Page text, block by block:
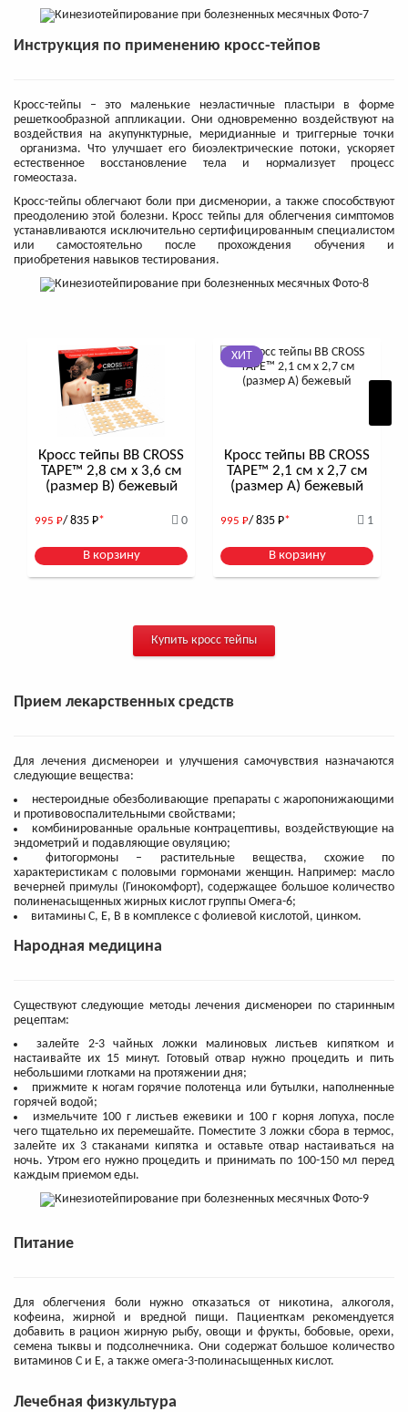
Инструкция по применению кросс-тейпов
Кросс-тейпы – это маленькие неэластичные пластыри в форме
решеткообразной аппликации. Они одновременно воздействуют на
воздействия на акупунктурные, меридианные и триггерные точки
организма. Что улучшает его биоэлектрические потоки, ускоряет
естественное восстановление тела и нормализует процесс
гомеостаза.
Кросс-тейпы облегчают боли при дисменории, а также способствуют
преодолению этой болезни. Кросс тейпы для облегчения симптомов
устанавливаются исключительно сертифицированным специалистом
или самостоятельно после прохождения обучения и
приобретения навыков тестирования.
Кросс тейпы BB CROSS
TAPE™ 2,8 см x 3,6 см
(размер B) бежевый
995 Р/ 835 Р* 0
В корзину
ХИТ
Кросс тейпы BB CROSS
TAPE™ 2,1 см x 2,7 см
(размер А) бежевый
995 Р/ 835 Р* 1
В корзину
Купить кросс тейпы
Прием лекарственных средств
Для лечения дисменореи и улучшения самочувствия назначаются
следующие вещества:
нестероидные обезболивающие препараты с жаропонижающими
и противовоспалительными свойствами;
комбинированные оральные контрацептивы, воздействующие на
эндометрий и подавляющие овуляцию;
фитогормоны – растительные вещества, схожие по
характеристикам с половыми гормонами женщин. Например: масло
вечерней примулы (Гинокомфорт), содержащее большое количество
полиненасыщенных жирных кислот группы Омега-6;
витамины С, Е, В в комплексе с фолиевой кислотой, цинком.
Народная медицина
Существуют следующие методы лечения дисменореи по старинным
рецептам:
залейте 2-3 чайных ложки малиновых листьев кипятком и
настаивайте их 15 минут. Готовый отвар нужно процедить и пить
небольшими глотками на протяжении дня;
прижмите к ногам горячие полотенца или бутылки, наполненные
горячей водой;
измельчите 100 г листьев ежевики и 100 г корня лопуха, после
чего тщательно их перемешайте. Поместите 3 ложки сбора в термос,
залейте их 3 стаканами кипятка и оставьте отвар настаиваться на
ночь. Утром его нужно процедить и принимать по 100-150 мл перед
каждым приемом еды.
Питание
Для облегчения боли нужно отказаться от никотина, алкоголя,
кофеина, жирной и вредной пищи. Пациенткам рекомендуется
добавить в рацион жирную рыбу, овощи и фрукты, бобовые, орехи,
семена тыквы и подсолнечника. Они содержат большое количество
витаминов С и Е, а также омега-3-полинасыщенных кислот.
Лечебная физкультура